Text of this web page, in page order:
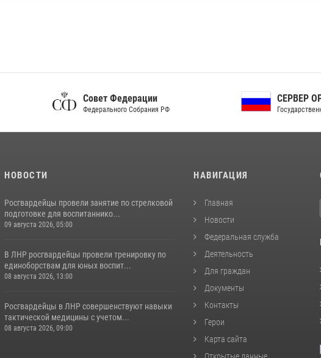
Совет Федерации
Федерального Собрания РФ
СЕРВЕР ОРГАНОВ
Государственной власти РФ
НОВОСТИ
Росгвардейцы провели занятие по стрелковой
подготовке для воспитаннико...
09 августа 2026, 05:00
В ЛНР росгвардейцы провели тренировку по
единоборствам для юных воспит...
08 августа 2026, 13:00
Росгвардейцы в ЛНР совершенствуют навыки
тактической медицины с учетом...
08 августа 2026, 09:00
НАВИГАЦИЯ
Главная
Новости
Федеральная служба
Деятельность
Для граждан
Документы
Контакты
Герои
Карта сайта